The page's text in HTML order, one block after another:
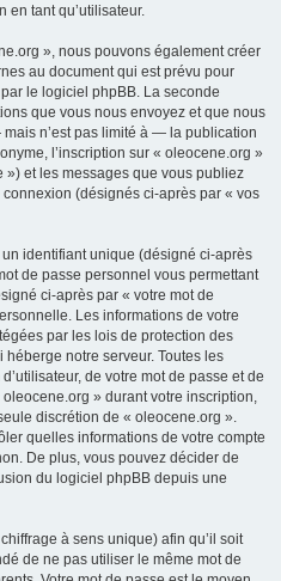
en tant qu’utilisateur.
», nous pouvons également créer
au document qui est prévu pour
le logiciel phpBB. La seconde
que vous nous envoyez et que nous
n’est pas limité à — la publication
l’inscription sur « oleocene.org »
et les messages que vous publiez
(désignés ci-après par « vos
identifiant unique (désigné ci-après
de passe personnel vous permettant
ci-après par « votre mot de
Les informations de votre
par les lois de protection des
notre serveur. Toutes les
de votre mot de passe et de
» durant votre inscription,
discrétion de « oleocene.org ».
quelles informations de votre compte
De plus, vous pouvez décider de
du logiciel phpBB depuis une
à sens unique) afin qu’il soit
de ne pas utiliser le même mot de